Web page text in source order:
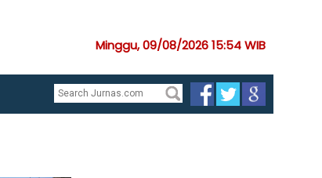
Minggu, 09/08/2026 15:54 WIB